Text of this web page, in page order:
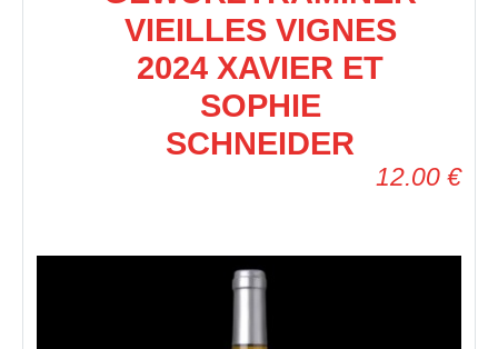
VIEILLES VIGNES
2024 XAVIER ET
SOPHIE
SCHNEIDER
12.00 €